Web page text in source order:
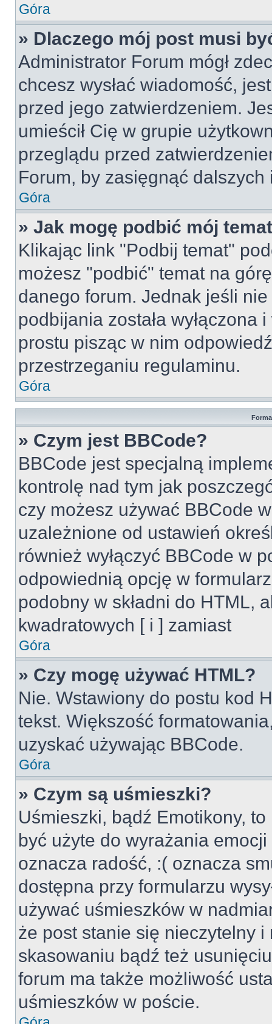
Góra
» Dlaczego mój post musi
Administrator Forum mógł
chcesz wysłać wiadomość,
przed jego zatwierdzeniem.
umieścił Cię w grupie
przeglądu przed
Forum, by zasięgnąć dalszych
Góra
» Jak mogę podbić mój
Klikając link "Podbij temat"
możesz "podbić" temat na
danego forum. Jednak jeśli
podbijania została
prostu pisząc w nim
przestrzeganiu regulaminu.
Góra
» Czym jest BBCode?
BBCode jest specjalną
kontrolę nad tym jak
czy możesz używać BBCode
uzależnione od ustawień
również wyłączyć BBCode w
odpowiednią opcję w
podobny w składni do HTML,
kwadratowych [ i ] zamiast
Góra
» Czy mogę używać HTML?
Nie. Wstawiony do postu kod
tekst. Większość
uzyskać używając BBCode.
Góra
» Czym są uśmieszki?
Uśmieszki, bądź Emotikony,
być użyte do wyrażania
oznacza radość, :( oznacza
dostępna przy formularzu
używać uśmieszków w
że post stanie się nieczytelny
skasowaniu bądź też
forum ma także możliwość
uśmieszków w poście.